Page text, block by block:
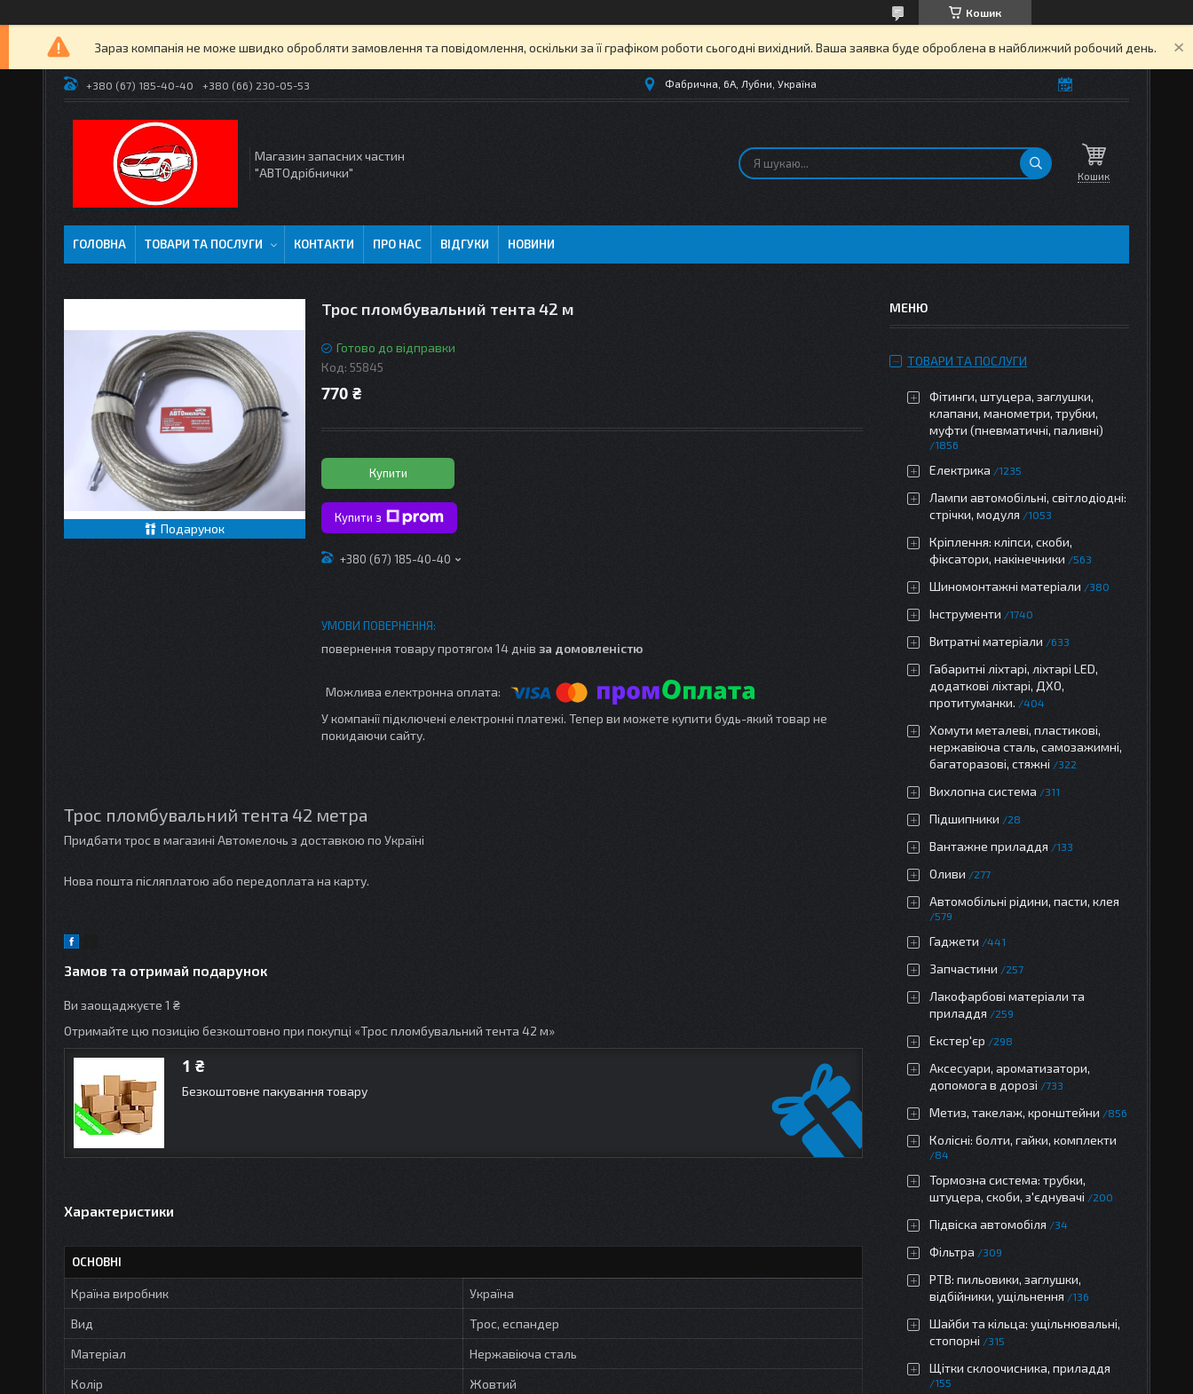
Кошик
Зараз компанія не може швидко обробляти замовлення та повідомлення, оскільки за її графіком роботи сьогодні вихідний. Ваша заявка буде оброблена в найближчий робочий день.
+380 (67) 185-40-40 +380 (66) 230-05-53 Фабрична, 6А, Лубни, Україна
Магазин запасних частин
"АВТОдрібнички"
Кошик
ГОЛОВНА ТОВАРИ ТА ПОСЛУГИ КОНТАКТИ ПРО НАС ВІДГУКИ НОВИНИ
Подарунок
Трос пломбувальний тента 42 м
Готово до відправки
Код: 55845
770 ₴
Купити
Купити з
+380 (67) 185-40-40
повернення товару протягом 14 днів за домовленістю
У компанії підключені електронні платежі. Тепер ви можете купити будь-який товар не
покидаючи сайту.
Трос пломбувальний тента 42 метра
Придбати трос в магазині Автомелочь з доставкою по Україні
Нова пошта післяплатою або передоплата на карту.
Замов та отримай подарунок
Ви заощаджуєте 1 ₴
Отримайте цю позицію безкоштовно при покупці «Трос пломбувальний тента 42 м»
1 ₴
Безкоштовне пакування товару
Характеристики
ОСНОВНІ
Країна виробник
Україна
Вид
Трос, еспандер
Матеріал
Нержавіюча сталь
Колір
Жовтий
ТОВАРИ ТА ПОСЛУГИ
Фітинги, штуцера, заглушки,
клапани, манометри, трубки,
муфти (пневматичні, паливні)
1856
Електрика 1235
Лампи автомобільні, світлодіодні:
стрічки, модуля
1053
Кріплення: кліпси, скоби,
фіксатори, накінечники
563
Шиномонтажні матеріали 380
Інструменти 1740
Витратні матеріали 633
Габаритні ліхтарі, ліхтарі LED,
додаткові ліхтарі, ДХО,
протитуманки.
404
Хомути металеві, пластикові,
нержавіюча сталь, самозажимні,
багаторазові, стяжні
322
Вихлопна система 311
Підшипники 28
Вантажне приладдя 133
Оливи 277
Автомобільні рідини, пасти, клея
579
Гаджети 441
Запчастини 257
Лакофарбові матеріали та
приладдя
259
Екстер'єр 298
Аксесуари, ароматизатори,
допомога в дорозі
733
Метиз, такелаж, кронштейни 856
Колісні: болти, гайки, комплекти
84
Тормозна система: трубки,
штуцера, скоби, з'єднувачі
200
Підвіска автомобіля 34
Фільтра 309
РТВ: пильовики, заглушки,
відбійники, ущільнення
136
Шайби та кільца: ущільнювальні,
стопорні
315
Щітки склоочисника, приладдя
155